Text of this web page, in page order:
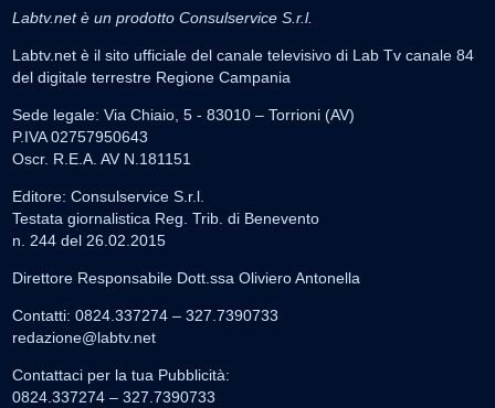
Labtv.net è un prodotto Consulservice S.r.l.
Labtv.net è il sito ufficiale del canale televisivo di Lab Tv canale 84
del digitale terrestre Regione Campania
Sede legale: Via Chiaio, 5 - 83010 – Torrioni (AV)
P.IVA 02757950643
Oscr. R.E.A. AV N.181151
Editore: Consulservice S.r.l.
Testata giornalistica Reg. Trib. di Benevento
n. 244 del 26.02.2015
Direttore Responsabile Dott.ssa Oliviero Antonella
Contatti: 0824.337274 – 327.7390733
redazione@labtv.net
Contattaci per la tua Pubblicità:
0824.337274 – 327.7390733